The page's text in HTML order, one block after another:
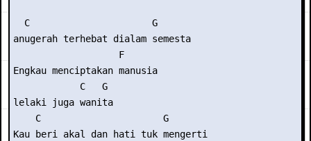
  C                      G
anugerah terhebat dialam semesta
                   F
Engkau menciptakan manusia
            C   G
lelaki juga wanita
    C                      G
Kau beri akal dan hati tuk mengerti